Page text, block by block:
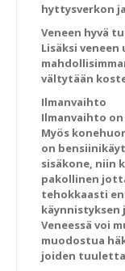
hyttysverkon
Veneen hyvä
Lisäksi
vältytään
Ilmanvaihto
Ilmanvaihto
Myös
on
sisäkone, niin
pakollinen
tehokkaasti
käynnistyksen
Veneessä voi
muodostua
joiden